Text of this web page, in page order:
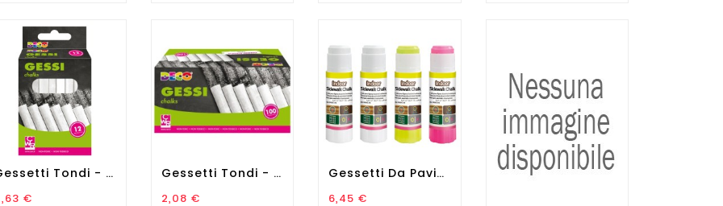
Gessetti Tondi - Ø 10 X 81...
€
Gessetti Tondi - Ø 10 X 81...
Prezzo
2,08 €
Gessetti Da Pavimento Per...
Prezzo
6,45 €